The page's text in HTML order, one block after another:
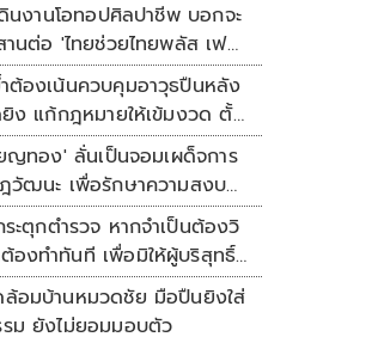
นงานโอทอปศิลปาชีพ บอกจะ
านต่อ 'ไทยช่วยไทยพลัส เฟส
ต้องเน้นควบคุมอาวุธปืนหลัง
ยิง แก้กฎหมายให้เข้มงวด ตั้ง
พิ่ม
ญทอง' ลั่นเป็นจอมเผด็จการ
วัฒนะ เพื่อรักษาความสงบ
ายในรพ.
ะตุกตำรวจ หากจำเป็นต้องวิ
องทำทันที เพื่อมิให้ผู้บริสุทธิ์
ม
ล้อมบ้านหมวดชัย มือปืนยิงใส่
ม ยังไม่ยอมมอบตัว